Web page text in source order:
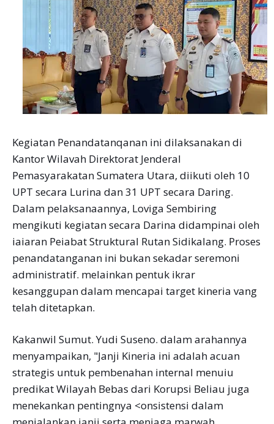
Kegiatan Penandatanqanan ini dilaksanakan di
Kantor Wilavah Direktorat Jenderal
Pemasyarakatan Sumatera Utara, diikuti oleh 10
UPT secara Lurina dan 31 UPT secara Daring.
Dalam pelaksanaannya, Loviga Sembiring
mengikuti kegiatan secara Darina didampinai oleh
iaiaran Peiabat Struktural Rutan Sidikalang. Proses
penandatanganan ini bukan sekadar seremoni
administratif. melainkan pentuk ikrar
kesanggupan dalam mencapai target kineria vang
telah ditetapkan.
Kakanwil Sumut. Yudi Suseno. dalam arahannya
menyampaikan, "Janji Kineria ini adalah acuan
strategis untuk pembenahan internal menuiu
predikat Wilayah Bebas dari Korupsi Beliau juga
menekankan pentingnya <onsistensi dalam